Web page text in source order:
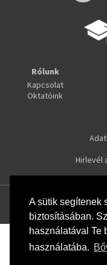
A sütik segítenek
biztosításában.
használatával Te
használatába.
Rólunk
Kapcsolat
Oktatóink
Hirlevél